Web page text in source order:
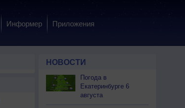
Информер Приложения
НОВОСТИ
Погода в
Екатеринбурге 6
августа